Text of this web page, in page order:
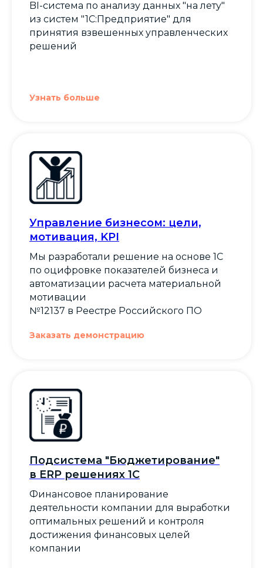
BI-система по анализу данных "на лету"
из систем "1С:Предприятие" для
принятия взвешенных управленческих
решений
Узнать больше
Управление бизнесом: цели,
мотивация, KPI
Мы разработали решение на основе 1С
по оцифровке показателей бизнеса и
автоматизации расчета материальной
мотивации
№12137 в Реестре Российского ПО
Заказать демонстрацию
Подсистема "Бюджетирование"
в ERP решениях 1С
Финансовое планирование
деятельности компании для выработки
оптимальных решений и контроля
достижения финансовых целей
компании